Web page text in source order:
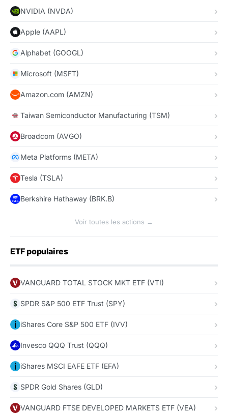
NVIDIA (NVDA)
Apple (AAPL)
Alphabet (GOOGL)
Microsoft (MSFT)
Amazon.com (AMZN)
Taiwan Semiconductor Manufacturing (TSM)
Broadcom (AVGO)
Meta Platforms (META)
Tesla (TSLA)
Berkshire Hathaway (BRK.B)
Voir toutes les actions →
ETF populaires
VANGUARD TOTAL STOCK MKT ETF (VTI)
SPDR S&P 500 ETF Trust (SPY)
iShares Core S&P 500 ETF (IVV)
Invesco QQQ Trust (QQQ)
iShares MSCI EAFE ETF (EFA)
SPDR Gold Shares (GLD)
VANGUARD FTSE DEVELOPED MARKETS ETF (VEA)